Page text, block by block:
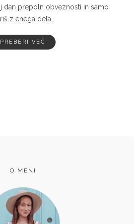
dan prepoln obveznosti in samo
z enega dela…
PREBERI VEČ
O MENI